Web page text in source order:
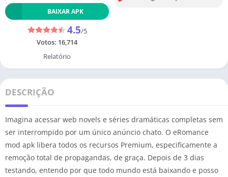
BAIXAR APK
4.5/5
Votos: 16,714
Relatório
DESCRIÇÃO
Imagina acessar web novels e séries dramáticas completas sem
ser interrompido por um único anúncio chato. O eRomance
mod apk libera todos os recursos Premium, especificamente a
remoção total de propagandas, de graça. Depois de 3 dias
testando, entendo por que todo mundo está baixando e posso